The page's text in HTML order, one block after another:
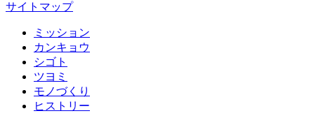
サイトマップ
ミッション
カンキョウ
シゴト
ツヨミ
モノづくり
ヒストリー